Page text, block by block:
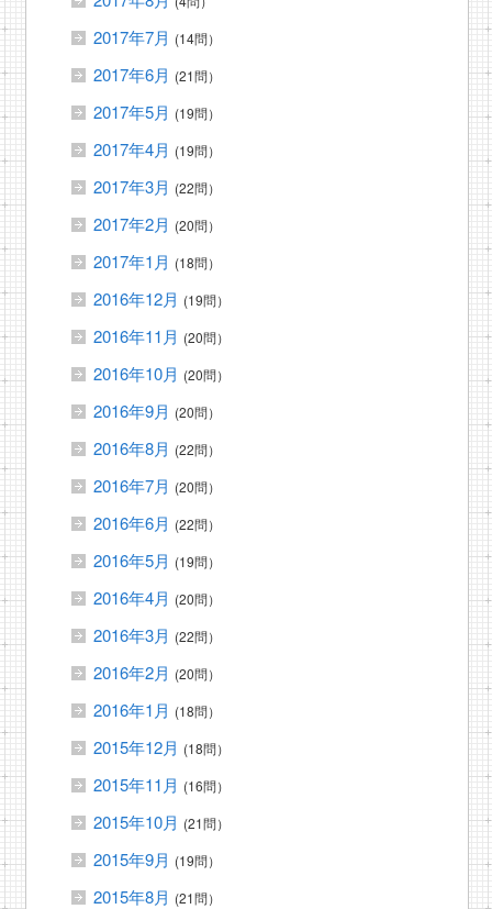
2017年7月 (14問）
2017年6月 (21問）
2017年5月 (19問）
2017年4月 (19問）
2017年3月 (22問）
2017年2月 (20問）
2017年1月 (18問）
2016年12月 (19問）
2016年11月 (20問）
2016年10月 (20問）
2016年9月 (20問）
2016年8月 (22問）
2016年7月 (20問）
2016年6月 (22問）
2016年5月 (19問）
2016年4月 (20問）
2016年3月 (22問）
2016年2月 (20問）
2016年1月 (18問）
2015年12月 (18問）
2015年11月 (16問）
2015年10月 (21問）
2015年9月 (19問）
2015年8月 (21問）